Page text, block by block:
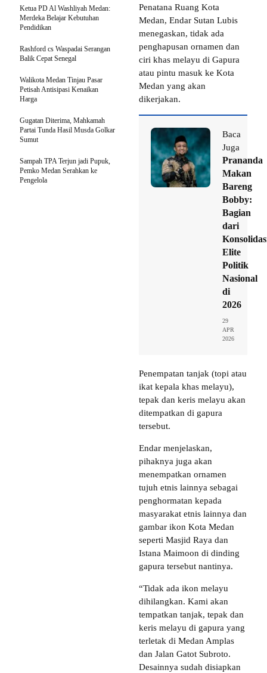
Penatana Ruang Kota
Medan, Endar Sutan Lubis
menegaskan, tidak ada
penghapusan ornamen dan
ciri khas melayu di Gapura
atau pintu masuk ke Kota
Medan yang akan
dikerjakan.
Baca
Juga
Prananda
Makan
Bareng
Bobby:
Bagian
dari
Elite
Politik
Nasional
di
2026
29
APR
2026
Penempatan tanjak (topi atau
ikat kepala khas melayu),
tepak dan keris melayu akan
ditempatkan di gapura
tersebut.
Endar menjelaskan,
pihaknya juga akan
menempatkan ornamen
tujuh etnis lainnya sebagai
penghormatan kepada
masyarakat etnis lainnya dan
gambar ikon Kota Medan
seperti Masjid Raya dan
Istana Maimoon di dinding
gapura tersebut nantinya.
“Tidak ada ikon melayu
dihilangkan. Kami akan
tempatkan tanjak, tepak dan
keris melayu di gapura yang
terletak di Medan Amplas
dan Jalan Gatot Subroto.
Desainnya sudah disiapkan
Ketua PD Al Washliyah Medan:
Merdeka Belajar Kebutuhan
Pendidikan
Rashford cs Waspadai Serangan
Balik Cepat Senegal
Walikota Medan Tinjau Pasar
Petisah Antisipasi Kenaikan
Harga
Gugatan Diterima, Mahkamah
Partai Tunda Hasil Musda Golkar
Sumut
Sampah TPA Terjun jadi Pupuk,
Pemko Medan Serahkan ke
Pengelola